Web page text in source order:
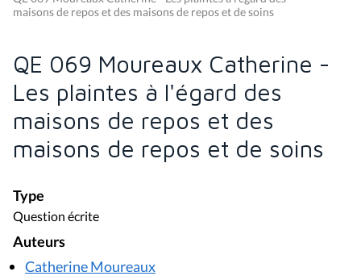
maisons de repos et des maisons de repos et de soins
QE 069 Moureaux Catherine -
Les plaintes à l'égard des
maisons de repos et des
maisons de repos et de soins
Type
Question écrite
Auteurs
Catherine Moureaux